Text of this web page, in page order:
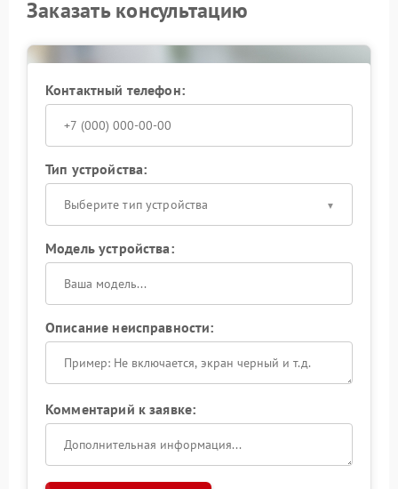
Заказать консультацию
Контактный телефон:
Тип устройства:
Выберите тип устройства
Модель устройства:
Описание неисправности:
Комментарий к заявке: